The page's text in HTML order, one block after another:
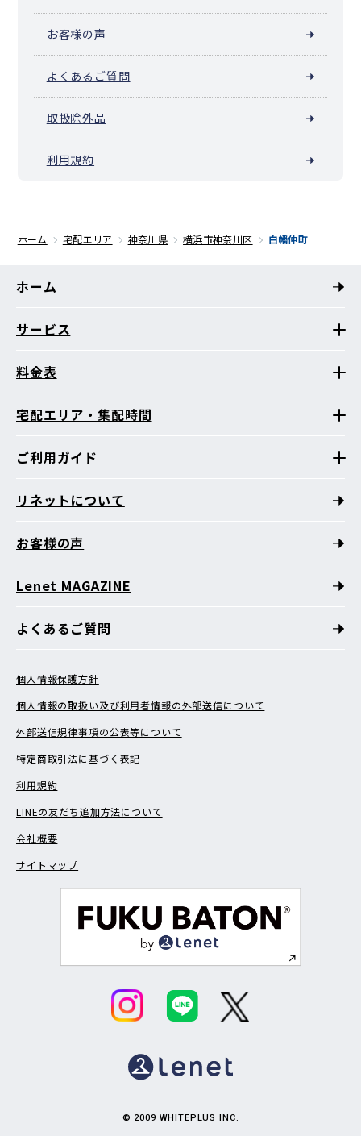
お客様の声
よくあるご質問
取扱除外品
利用規約
ホーム 宅配エリア 神奈川県 横浜市神奈川区 白幡仲町
ホーム
サービス
料金表
宅配エリア・集配時間
ご利用ガイド
リネットについて
お客様の声
Lenet MAGAZINE
よくあるご質問
個人情報保護方針
個人情報の取扱い及び利用者情報の外部送信について
外部送信規律事項の公表等について
特定商取引法に基づく表記
利用規約
LINEの友だち追加方法について
会社概要
サイトマップ
© 2009 WHITEPLUS INC.